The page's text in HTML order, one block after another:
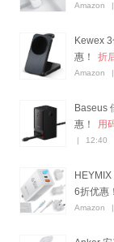
Amazon
Kewex
惠！
折
Amazon
Baseus
惠！
用
12:40
6折优惠！
Amazon